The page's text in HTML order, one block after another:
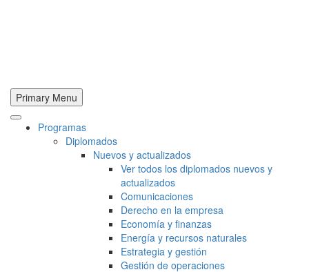
Primary Menu
Programas
Diplomados
Nuevos y actualizados
Ver todos los diplomados nuevos y
actualizados
Comunicaciones
Derecho en la empresa
Economía y finanzas
Energía y recursos naturales
Estrategia y gestión
Gestión de operaciones